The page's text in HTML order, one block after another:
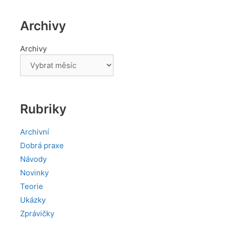
Archivy
Archivy
Rubriky
Archivní
Dobrá praxe
Návody
Novinky
Teorie
Ukázky
Zprávičky